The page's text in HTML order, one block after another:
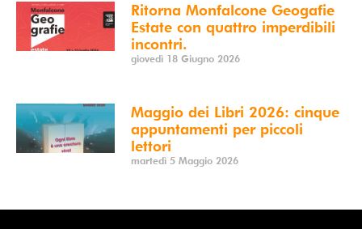
Ritorna Monfalcone Geogafie
Estate con quattro imperdibili
incontri.
giovedì 18 Giugno 2026
Maggio dei Libri 2026: cinque
appuntamenti per piccoli
lettori
martedì 5 Maggio 2026